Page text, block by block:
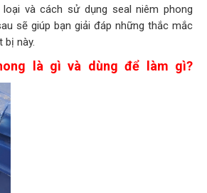
và cách sử dụng seal niêm phong
sẽ giúp bạn giải đáp những thắc mắc
bị này.
là gì và dùng để làm gì?